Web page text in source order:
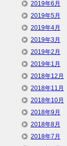
2019年6月
2019年5月
2019年4月
2019年3月
2019年2月
2019年1月
2018年12月
2018年11月
2018年10月
2018年9月
2018年8月
2018年7月